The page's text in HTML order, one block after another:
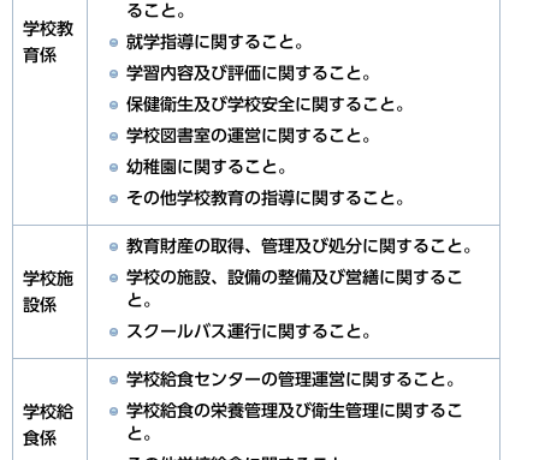
学校教
育係
ること。
就学指導に関すること。
学習内容及び評価に関すること。
保健衛生及び学校安全に関すること。
学校図書室の運営に関すること。
幼稚園に関すること。
その他学校教育の指導に関すること。
学校施
設係
教育財産の取得、管理及び処分に関すること。
学校の施設、設備の整備及び営繕に関するこ
と。
スクールバス運行に関すること。
学校給
食係
学校給食センターの管理運営に関すること。
学校給食の栄養管理及び衛生管理に関するこ
と。